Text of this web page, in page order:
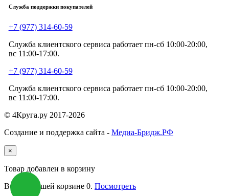
Служба поддержки покупателей
+7 (977) 314-60-59
Служба клиентского сервиса работает пн-сб 10:00-20:00,
вс 11:00-17:00.
+7 (977) 314-60-59
Служба клиентского сервиса работает пн-сб 10:00-20:00,
вс 11:00-17:00.
© 4Круга.ру 2017-2026
Создание и поддержка сайта - Медиа-Бридж.РФ
×
Товар добавлен в корзину
Всего в вашей корзине 0. Посмотреть